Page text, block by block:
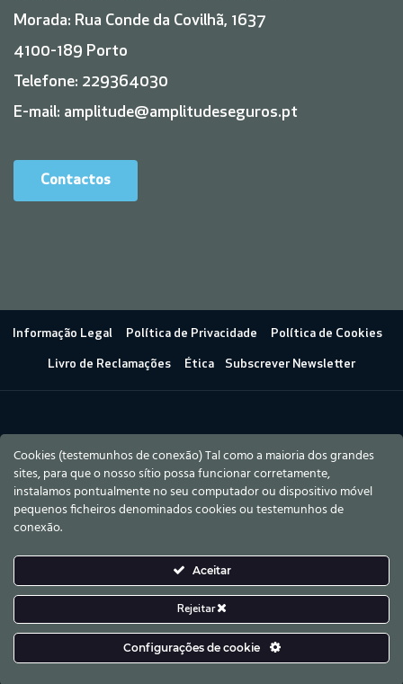
Morada: Rua Conde da Covilhã, 1637
4100-189 Porto
Telefone: 229364030
E-mail: amplitude@amplitudeseguros.pt
Contactos
Informação Legal Política de Privacidade Política de Cookies
Livro de Reclamações Ética Subscrever Newsletter
Amplitude 2023 © Todos os direitos reservados
Cookies (testemunhos de conexão) Tal como a maioria dos grandes
sites, para que o nosso sítio possa funcionar corretamente,
instalamos pontualmente no seu computador ou dispositivo móvel
pequenos ficheiros denominados cookies ou testemunhos de
conexão.
Aceitar
Rejeitar
Configurações de cookie